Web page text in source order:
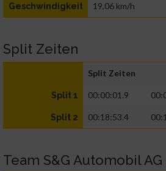
Geschwindigkeit 19,06 km/h
Split Zeiten
Split Zeiten
Split 1 00:00:01.9
Split 2 00:18:53.4
Team S&G Automobil